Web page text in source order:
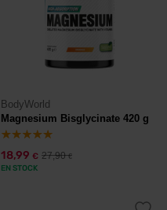
BodyWorld
Magnesium Bisglycinate 420 g
18,99 € 27,90€
EN STOCK